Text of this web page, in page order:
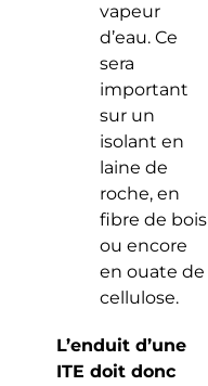
vapeur
d’eau. Ce
sera
important
sur un
isolant en
laine de
roche, en
fibre de bois
ou encore
en ouate de
cellulose.
L’enduit d’une
ITE doit donc